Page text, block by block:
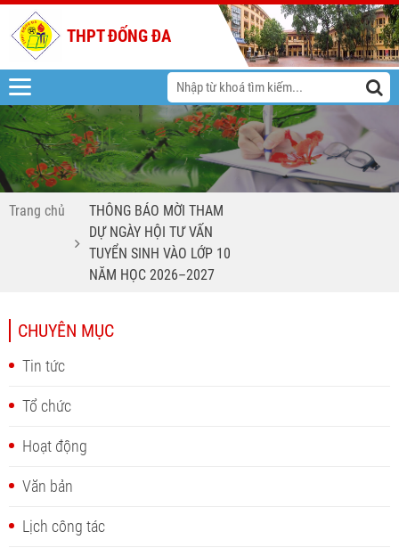
THPT ĐỐNG ĐA
Trang chủ
THÔNG BÁO MỜI THAM
DỰ NGÀY HỘI TƯ VẤN
TUYỂN SINH VÀO LỚP 10
NĂM HỌC 2026–2027
CHUYÊN MỤC
Tin tức
Tổ chức
Hoạt động
Văn bản
Lịch công tác